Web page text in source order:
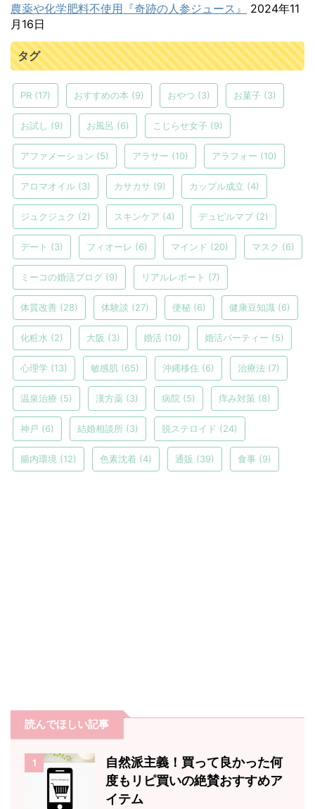
農薬や化学肥料不使用『奇跡の人参ジュース』
2024年11
月16日
タグ
PR (17) おすすめの本 (9) おやつ (3) お菓子 (3)
お試し (9) お風呂 (6) こじらせ女子 (9)
アファメーション (5) アラサー (10) アラフォー (10)
アロマオイル (3) カサカサ (9) カップル成立 (4)
ジュクジュク (2) スキンケア (4) デュピルマブ (2)
デート (3) フィオーレ (6) マインド (20) マスク (6)
ミーコの婚活ブログ (9) リアルレポート (7)
体質改善 (28) 体験談 (27) 便秘 (6) 健康豆知識 (6)
化粧水 (2) 大阪 (3) 婚活 (10) 婚活パーティー (5)
心理学 (13) 敏感肌 (65) 沖縄移住 (6) 治療法 (7)
温泉治療 (5) 漢方薬 (3) 病院 (5) 痒み対策 (8)
神戸 (6) 結婚相談所 (3) 脱ステロイド (24)
腸内環境 (12) 色素沈着 (4) 通販 (39) 食事 (9)
読んでほしい記事
1
自然派主義！買って良かった何
度もリピ買いの絶賛おすすめア
イテム